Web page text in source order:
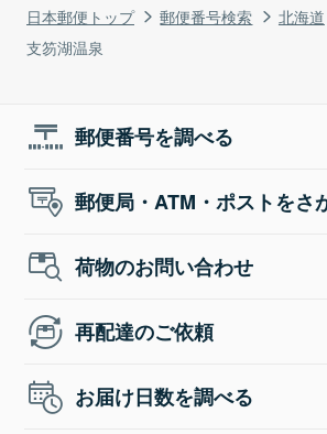
日本郵便トップ 郵便番号検索 北海道
支笏湖温泉
郵便番号を調べる
郵便局・ATM・ポストをさ
荷物のお問い合わせ
再配達のご依頼
お届け日数を調べる